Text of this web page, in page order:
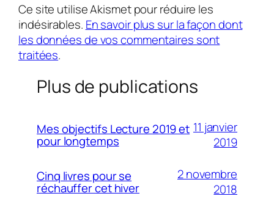
Ce site utilise Akismet pour réduire les
indésirables. En savoir plus sur la façon dont
les données de vos commentaires sont
traitées.
Plus de publications
Mes objectifs Lecture 2019 et
pour longtemps
11 janvier
2019
Cinq livres pour se
réchauffer cet hiver
2 novembre
2018